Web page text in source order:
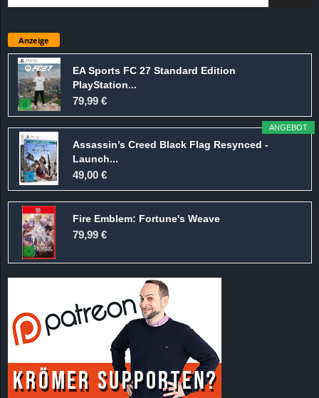
Anzeige
EA Sports FC 27 Standard Edition
PlayStation...
79,99 €
ANGEBOT
Assassin’s Creed Black Flag Resynced -
Launch...
49,00 €
Fire Emblem: Fortune's Weave
79,99 €